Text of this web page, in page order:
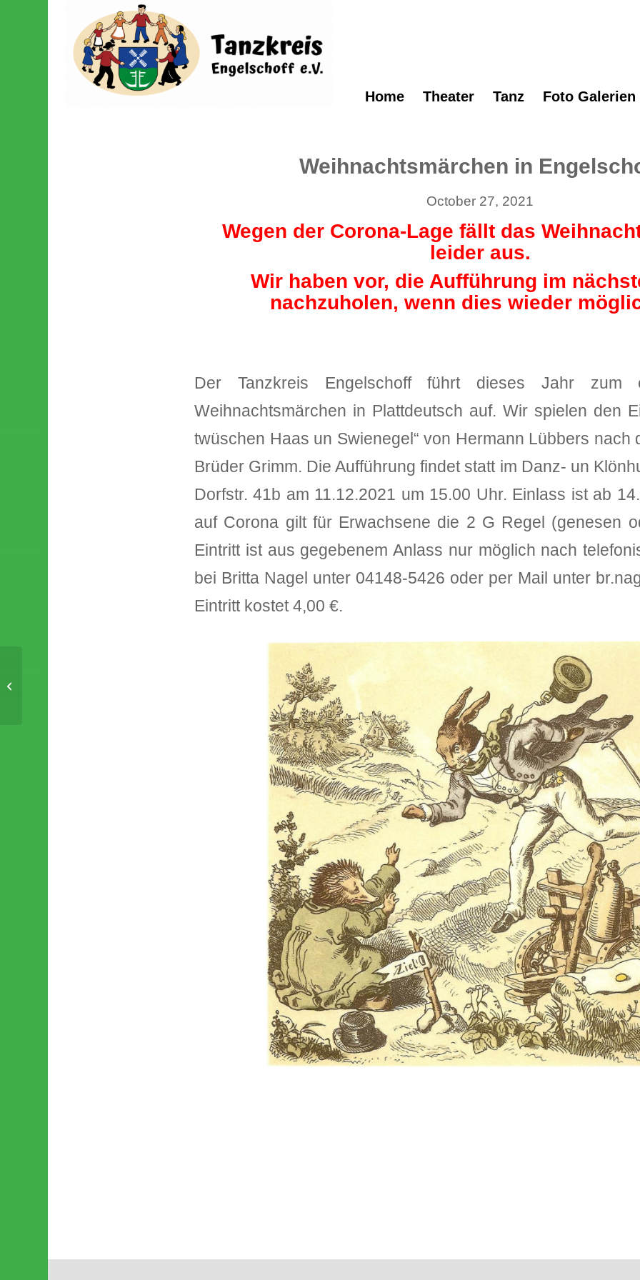
Home Theater Tanz Foto Galerien
Weihnachtsmärchen in
October 27, 2021
Wegen der Corona-Lage fällt das
leider aus.
Wir haben vor, die Aufführung im
nachzuholen, wenn dies wieder
Der Tanzkreis Engelschoff führt dieses Jahr zum
Weihnachtsmärchen in Plattdeutsch auf. Wir spielen den
twüschen Haas un Swienegel“ von Hermann Lübbers nach
Brüder Grimm. Die Aufführung findet statt im Danz- un
Dorfstr. 41b am 11.12.2021 um 15.00 Uhr. Einlass ist ab
auf Corona gilt für Erwachsene die 2 G Regel (genesen
Eintritt ist aus gegebenem Anlass nur möglich nach
bei Britta Nagel unter 04148-5426 oder per Mail unter
Eintritt kostet 4,00 €.